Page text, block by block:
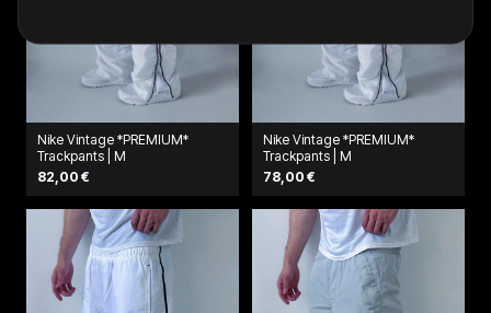
Nike Vintage *PREMIUM*
Trackpants | M
82,00 €
Nike Vintage *PREMIUM*
Trackpants | M
78,00 €